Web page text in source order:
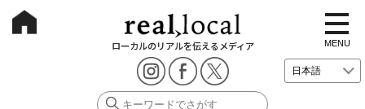
ローカルのリアルを伝えるメディア
t
o
g
g
e
MENU